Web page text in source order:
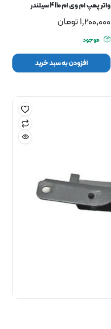
واتر پمپ ام وی ام 110 4 سیلندر
1,200,000تومان
موجود
افزودن به سبد خرید